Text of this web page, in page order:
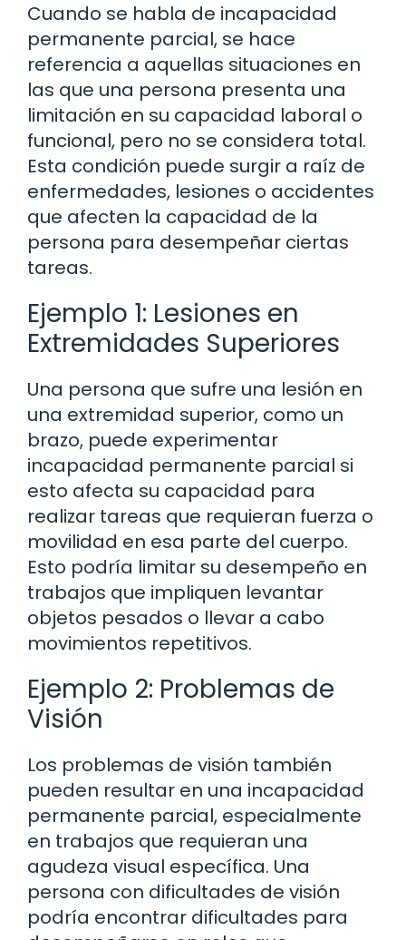
Cuando se habla de incapacidad
permanente parcial, se hace
referencia a aquellas situaciones en
las que una persona presenta una
limitación en su capacidad laboral o
funcional, pero no se considera total.
Esta condición puede surgir a raíz de
enfermedades, lesiones o accidentes
que afecten la capacidad de la
persona para desempeñar ciertas
tareas.
Ejemplo 1: Lesiones en
Extremidades Superiores
Una persona que sufre una lesión en
una extremidad superior, como un
brazo, puede experimentar
incapacidad permanente parcial si
esto afecta su capacidad para
realizar tareas que requieran fuerza o
movilidad en esa parte del cuerpo.
Esto podría limitar su desempeño en
trabajos que impliquen levantar
objetos pesados o llevar a cabo
movimientos repetitivos.
Ejemplo 2: Problemas de
Visión
Los problemas de visión también
pueden resultar en una incapacidad
permanente parcial, especialmente
en trabajos que requieran una
agudeza visual específica. Una
persona con dificultades de visión
podría encontrar dificultades para